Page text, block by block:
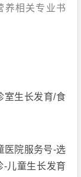
养相关专业书
室生长发育/食
医院服务号-选
-儿童生长发育